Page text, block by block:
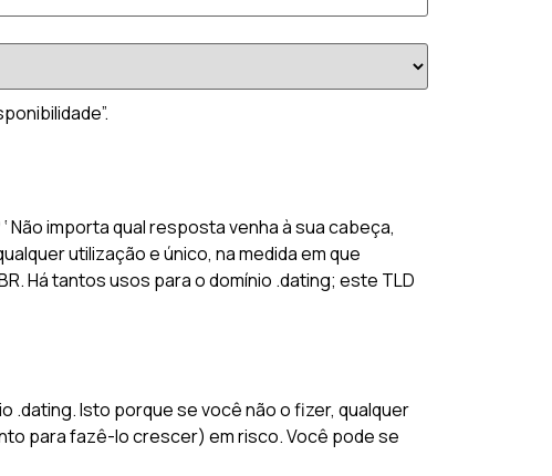
Não importa qual resposta venha à sua cabeça,
utilização e único, na medida em que
Há tantos usos para o domínio .dating; este TLD
.dating. Isto porque se você não o fizer, qualquer
para fazê-lo crescer) em risco. Você pode se